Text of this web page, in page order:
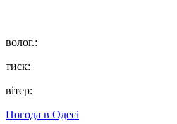
волог.:
тиск:
вітер:
Погода в Одесі